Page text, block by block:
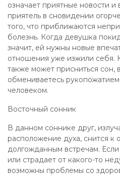
означает приятные новости и
приятель в сновидении
того, что приближаются
болезнь. Когда девушка
значит, ей нужны новые
отношения уже изжили себя.
также может присниться сон,
обмениваетесь
человеком.
Восточный сонник
В данном соннике друг,
расположение духа, снится к
долгожданным встречам.
или страдает от какого-то
возможны проблемы со